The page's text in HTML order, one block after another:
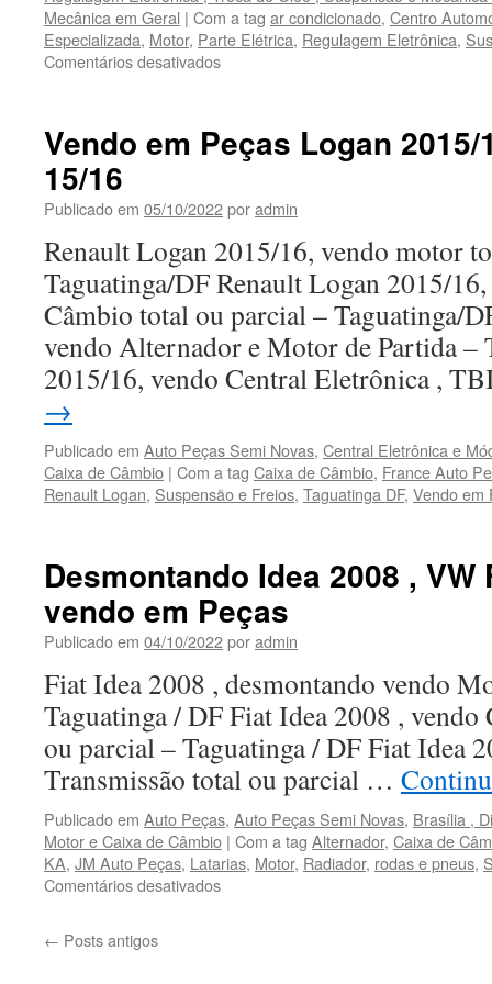
Mecânica em Geral | Com a tag ar condicionado, Centro
Especializada, Motor, Parte Elétrica, Regulagem Eletrônica,
Comentários desativados
Automotivo
/
Vendo em Peças Logan
15/16
Publicado em 05/10/2022poradmin
Renault Logan 2015/16, vendo motor
Taguatinga/DF Renault Logan 2015/
Câmbio total ou parcial – Taguatinga/
vendo Alternador e Motor de Partida –
2015/16, vendo Central Eletrônica ,
→
Publicado em Auto Peças Semi Novas, Central Eletrônica e
Caixa de Câmbio | Com a tag Caixa de Câmbio, France Auto
Renault Logan, Suspensão e Freios, Taguatinga DF, Vendo em
Desmontando Idea 2008 , VW
vendo em Peças
Publicado em 04/10/2022poradmin
Fiat Idea 2008 , desmontando vendo
Taguatinga / DF Fiat Idea 2008 ,
ou parcial – Taguatinga / DF Fiat Idea
Transmissão total ou parcial …
Publicado em Auto Peças, Auto Peças Semi Novas, Brasília ,
Motor e Caixa de Câmbio | Com a tag Alternador, Caixa de
KA, JM Auto Peças, Latarias, Motor, Radiador, rodas e pneus,
Comentários desativados
← Posts antigos